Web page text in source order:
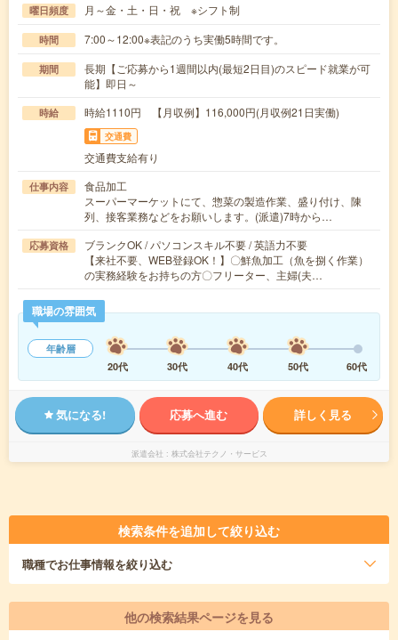
曜日頻度 月～金・土・日・祝 ※シフト制
時間 7:00～12:00※表記のうち実働5時間です。
期間
長期【ご応募から1週間以内(最短2日目)のスピード就業が可
能】即日～
時給 時給1110円 【月収例】116,000円(月収例21日実働)
交通費
交通費支給有り
仕事内容
食品加工
スーパーマーケットにて、惣菜の製造作業、盛り付け、陳
列、接客業務などをお願いします。(派遣)7時から…
応募資格
ブランクOK / パソコンスキル不要 / 英語力不要
【来社不要、WEB登録OK！】〇鮮魚加工（魚を捌く作業）
の実務経験をお持ちの方〇フリーター、主婦(夫…
職場の雰囲気
年齢層
20代
30代 40代 50代 60代
気になる! 応募へ進む 詳しく見る
派遣会社 株式会社テクノ・サービス
検索条件を追加して絞り込む
職種でお仕事情報を絞り込む
他の検索結果ページを見る